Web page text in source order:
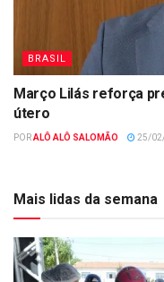
BRASIL
Março Lilás reforça
útero
PORALÔ ALÔ SALOMÃO 25/
Mais lidas da semana